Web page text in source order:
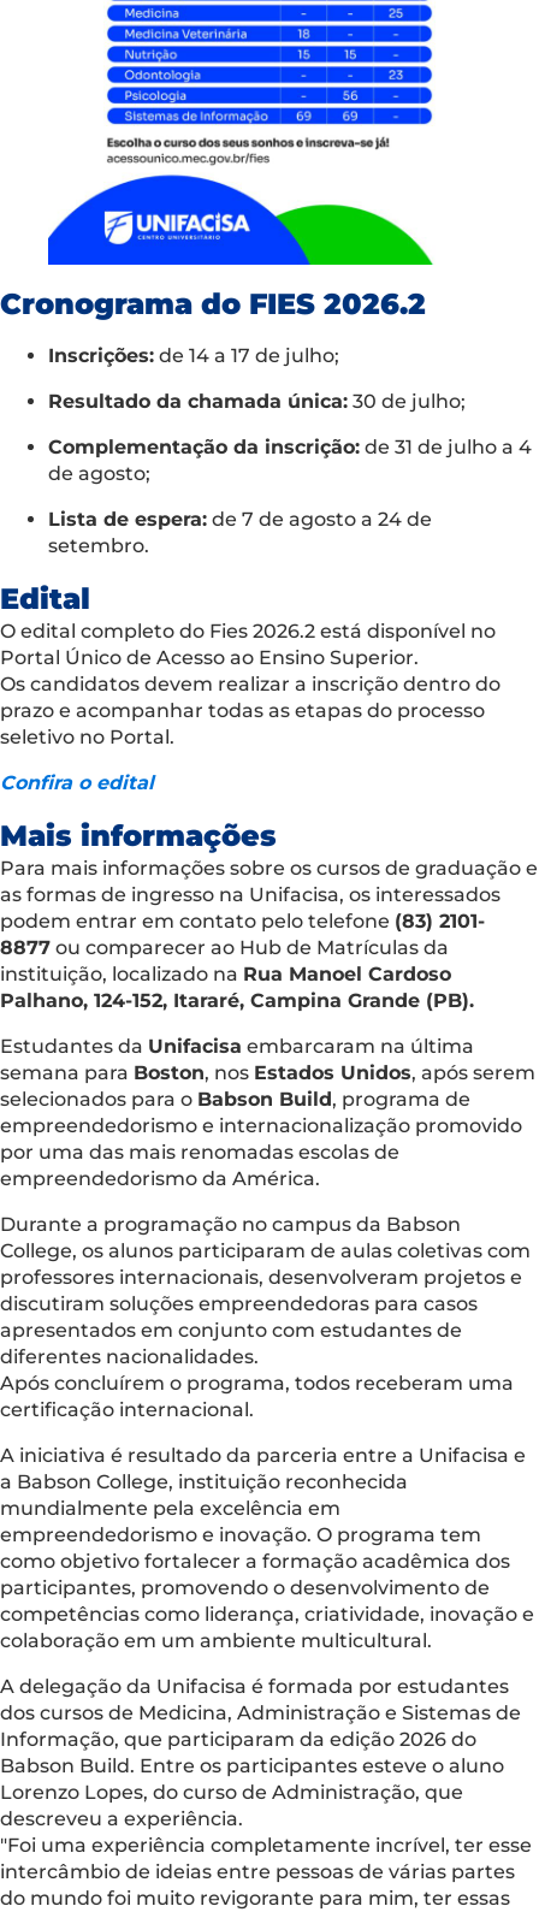
Cronograma do FIES 2026.2
Inscrições: de 14 a 17 de julho;
Resultado da chamada única: 30 de julho;
Complementação da inscrição: de 31 de julho a 4
de agosto;
Lista de espera: de 7 de agosto a 24 de
setembro.
Edital
O edital completo do Fies 2026.2 está disponível no
Portal Único de Acesso ao Ensino Superior.
Os candidatos devem realizar a inscrição dentro do
prazo e acompanhar todas as etapas do processo
seletivo no Portal.
Confira o edital
Mais informações
Para mais informações sobre os cursos de graduação e
as formas de ingresso na Unifacisa, os interessados
podem entrar em contato pelo telefone (83) 2101-
8877 ou comparecer ao Hub de Matrículas da
instituição, localizado na Rua Manoel Cardoso
Palhano, 124-152, Itararé, Campina Grande (PB).
Estudantes da Unifacisa embarcaram na última
semana para Boston, nos Estados Unidos, após serem
selecionados para o Babson Build, programa de
empreendedorismo e internacionalização promovido
por uma das mais renomadas escolas de
empreendedorismo da América.
Durante a programação no campus da Babson
College, os alunos participaram de aulas coletivas com
professores internacionais, desenvolveram projetos e
discutiram soluções empreendedoras para casos
apresentados em conjunto com estudantes de
diferentes nacionalidades.
Após concluírem o programa, todos receberam uma
certificação internacional.
A iniciativa é resultado da parceria entre a Unifacisa e
a Babson College, instituição reconhecida
mundialmente pela excelência em
empreendedorismo e inovação. O programa tem
como objetivo fortalecer a formação acadêmica dos
participantes, promovendo o desenvolvimento de
competências como liderança, criatividade, inovação e
colaboração em um ambiente multicultural.
A delegação da Unifacisa é formada por estudantes
dos cursos de Medicina, Administração e Sistemas de
Informação, que participaram da edição 2026 do
Babson Build. Entre os participantes esteve o aluno
Lorenzo Lopes, do curso de Administração, que
descreveu a experiência.
"Foi uma experiência completamente incrível, ter esse
intercâmbio de ideias entre pessoas de várias partes
do mundo foi muito revigorante para mim, ter essas